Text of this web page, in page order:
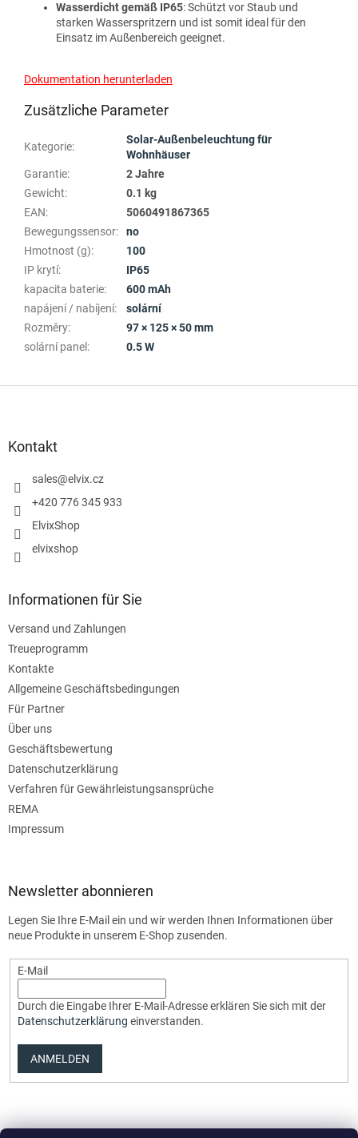
Wasserdicht gemäß IP65: Schützt vor Staub und
starken Wasserspritzern und ist somit ideal für den
Einsatz im Außenbereich geeignet.
Dokumentation herunterladen
Zusätzliche Parameter
Kategorie:
Solar-Außenbeleuchtung für
Wohnhäuser
Garantie:
2 Jahre
Gewicht:
0.1 kg
EAN:
5060491867365
Bewegungssensor:
no
Hmotnost (g):
100
IP krytí:
IP65
kapacita baterie:
600 mAh
napájení / nabíjení:
solární
Rozměry:
97 × 125 × 50 mm
solární panel : 0.5 W
Kontakt
sales@elvix.cz
+420 776 345 933
ElvixShop
elvixshop
Informationen für Sie
Versand und Zahlungen
Treueprogramm
Kontakte
Allgemeine Geschäftsbedingungen
Für Partner
Über uns
Geschäftsbewertung
Datenschutzerklärung
Verfahren für Gewährleistungsansprüche
REMA
Impressum
Newsletter abonnieren
Legen Sie Ihre E-Mail ein und wir werden Ihnen Informationen über
neue Produkte in unserem E-Shop zusenden.
E-Mail
Durch die Eingabe Ihrer E-Mail-Adresse erklären Sie sich mit der
Datenschutzerklärung einverstanden.
ANMELDEN